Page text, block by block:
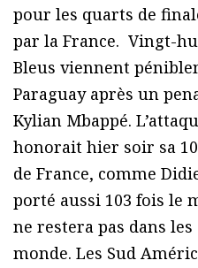
pour les quarts de
par la France. Vingt-
Bleus viennent
Paraguay après un
Kylian Mbappé.
honorait hier soir sa
de France, comme
porté aussi 103 fois le
ne restera pas dans
monde. Les Sud